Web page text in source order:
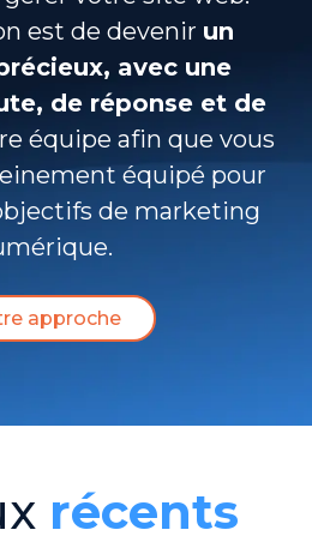
est de devenir un
avec une
de réponse et de
équipe afin que vous
équipé pour
de marketing
approche
récents